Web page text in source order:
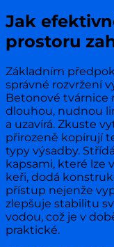
Jak
prostoru
Základním
správné rozvržení
Betonové tvárnice
dlouhou, nudnou
a uzavírá. Zkuste
přirozeně kopírují
typy výsadby.
kapsami, které lze
keři, dodá
přístup nejenže
zlepšuje stabilitu
vodou, což je v
praktické.